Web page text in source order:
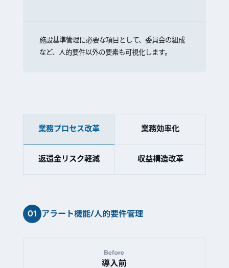
施設基準管理に必要な項目として、委員会の組成
など、人的要件以外の要素も可視化します。
業務プロセス改革 業務効率化
返還金リスク軽減 収益構造改革
01 アラート機能/人的要件管理